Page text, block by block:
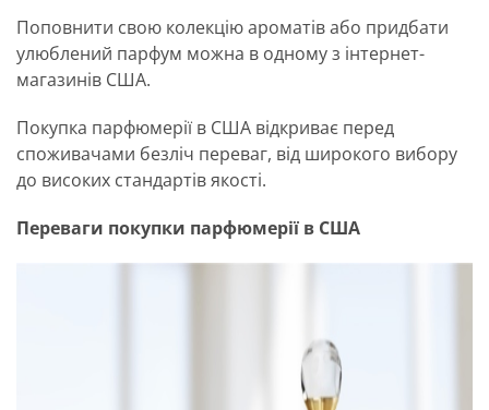
Поповнити свою колекцію ароматів або придбати
улюблений парфум можна в одному з інтернет-
магазинів США.
Покупка парфюмерії в США відкриває перед
споживачами безліч переваг, від широкого вибору
до високих стандартів якості.
Переваги покупки парфюмерії в США